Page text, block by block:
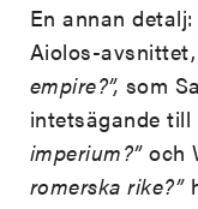
En annan
Aiolos-avsnittet,
empire?”, som
intetsägande till
imperium?”och
romerska rike?”